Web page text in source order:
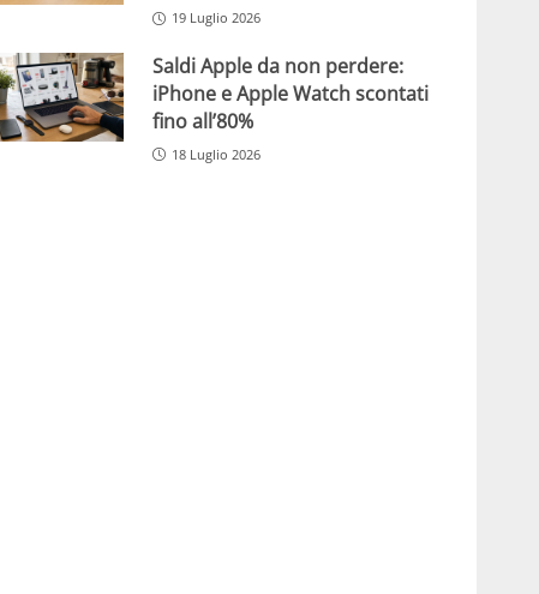
19 Luglio 2026
Saldi Apple da non perdere:
iPhone e Apple Watch scontati
fino all’80%
18 Luglio 2026